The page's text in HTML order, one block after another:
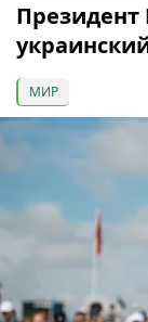
Президент
МИР